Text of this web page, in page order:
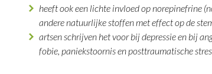
heeft ook een lichte invloed op norepinefrine
andere natuurlijke stoffen met effect op de
artsen schrijven het voor bij depressie en bij
fobie, paniekstoornis en posttraumatische